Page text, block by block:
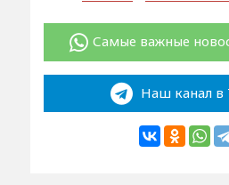
Самые важные
Наш канал в